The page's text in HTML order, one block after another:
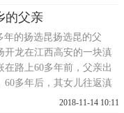
国远征军第二十集团军从
冲城。但是光复后的腾冲
整的瓦片
的父亲
年的扬选昆扬选昆的父
开龙在江西高安的一块滇
在路上60多年前，父亲出
60多年后，其女儿往返滇
足迹。从亲人的口中，从
2018-11-14 10:11